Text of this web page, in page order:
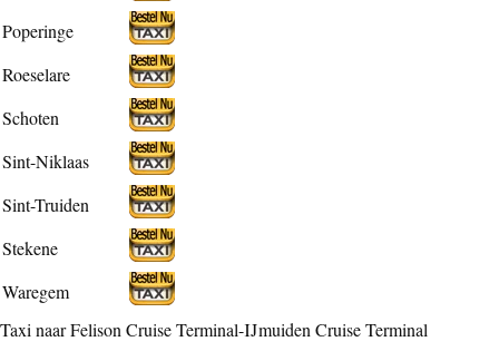
Poperinge
Roeselare
Schoten
Sint-Niklaas
Sint-Truiden
Stekene
Waregem
Taxi naar Felison Cruise Terminal-IJmuiden Cruise Terminal